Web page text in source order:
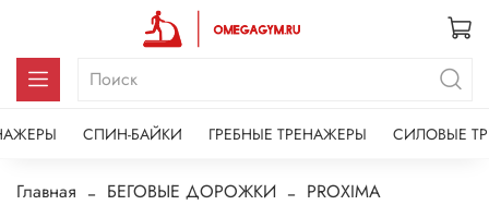
СПИН-БАЙКИ ГРЕБНЫЕ ТРЕНАЖЕРЫ СИЛОВЫЕ
Главная БЕГОВЫЕ ДОРОЖКИ PROXIMA